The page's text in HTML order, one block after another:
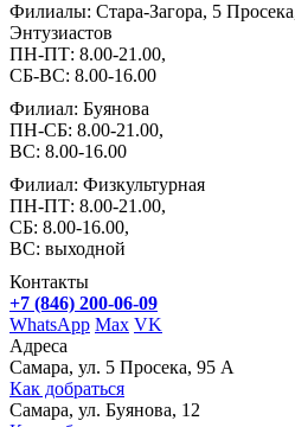
Филиалы: Стара-Загора, 5
Энтузиастов
ПН-ПТ: 8.00-21.00,
СБ-ВС: 8.00-16.00
Филиал: Буянова
ПН-СБ: 8.00-21.00,
ВС: 8.00-16.00
Филиал: Физкультурная
ПН-ПТ: 8.00-21.00,
СБ: 8.00-16.00,
ВС: выходной
Контакты
+7 (846) 200-06-09
WhatsApp Max VK
Адреса
Самара, ул. 5 Просека, 95 А
Как добраться
Самара, ул. Буянова, 12